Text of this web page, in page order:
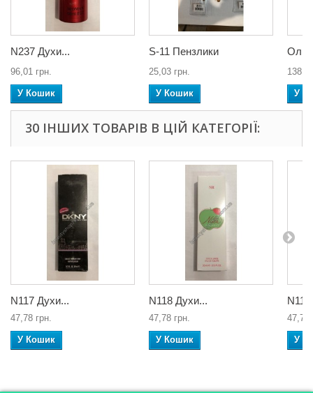
N237 Духи...
96,01 грн.
У Кошик
S-11 Пензлики
25,03 грн.
У Кошик У
30 ІНШИХ ТОВАРІВ В ЦІЙ КАТЕГОРІЇ:
N117 Духи...
47,78 грн.
У Кошик
N118 Духи...
47,78 грн.
У Кошик
47,78
У